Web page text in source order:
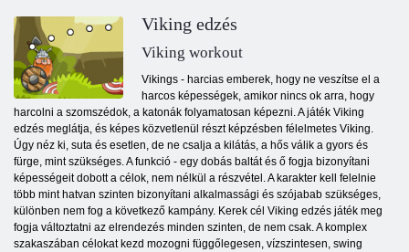
Viking edzés
Viking workout
Vikings - harcias emberek, hogy ne veszítse el a
harcos képességek, amikor nincs ok arra, hogy
harcolni a szomszédok, a katonák folyamatosan képezni. A játék Viking
edzés meglátja, és képes közvetlenül részt képzésben félelmetes Viking.
Úgy néz ki, suta és esetlen, de ne csalja a kilátás, a hős válik a gyors és
fürge, mint szükséges. A funkció - egy dobás baltát és ő fogja bizonyítani
képességeit dobott a célok, nem nélkül a részvétel. A karakter kell felelnie
több mint hatvan szinten bizonyítani alkalmassági és szójabab szükséges,
különben nem fog a következő kampány. Kerek cél Viking edzés játék meg
fogja változtatni az elrendezés minden szinten, de nem csak. A komplex
szakaszában célokat kezd mozogni függőlegesen, vízszintesen, swing